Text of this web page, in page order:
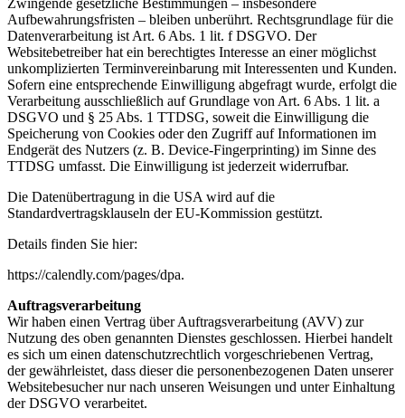
Aufbewahrungsfristen – bleiben unberührt. Rechtsgrundlage für die
Datenverarbeitung ist Art. 6 Abs. 1 lit. f DSGVO. Der
Websitebetreiber hat ein berechtigtes Interesse an einer möglichst
unkomplizierten Terminvereinbarung mit Interessenten und Kunden.
Sofern eine entsprechende Einwilligung abgefragt wurde, erfolgt die
Verarbeitung ausschließlich auf Grundlage von Art. 6 Abs. 1 lit. a
DSGVO und § 25 Abs. 1 TTDSG, soweit die Einwilligung die
Speicherung von Cookies oder den Zugriff auf Informationen im
Endgerät des Nutzers (z. B. Device-Fingerprinting) im Sinne des
TTDSG umfasst. Die Einwilligung ist jederzeit widerrufbar.
Die Datenübertragung in die USA wird auf die
Standardvertragsklauseln der EU-Kommission gestützt.
Details finden Sie hier:
https://calendly.com/pages/dpa.
Auftragsverarbeitung
Wir haben einen Vertrag über Auftragsverarbeitung (AVV) zur
Nutzung des oben genannten Dienstes geschlossen. Hierbei handelt
es sich um einen datenschutzrechtlich vorgeschriebenen Vertrag,
der gewährleistet, dass dieser die personenbezogenen Daten unserer
Websitebesucher nur nach unseren Weisungen und unter Einhaltung
der DSGVO verarbeitet.